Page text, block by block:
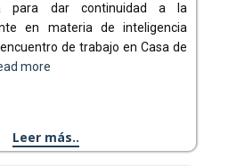
para dar continuidad a la
en materia de inteligencia
de trabajo en Casa de
more
Leer más..